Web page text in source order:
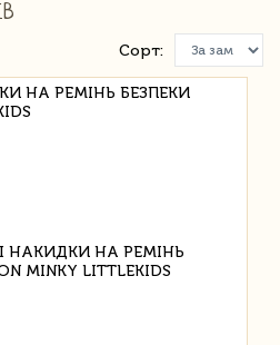
Сорт:
НА РЕМІНЬ БЕЗПЕКИ